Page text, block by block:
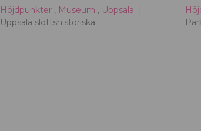
Höjdpunkter , Museum , Uppsala
Uppsala slottshistoriska